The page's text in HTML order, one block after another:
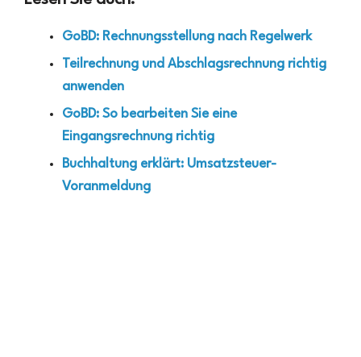
GoBD: Rechnungsstellung nach Regelwerk
Teilrechnung und Abschlagsrechnung richtig
anwenden
GoBD: So bearbeiten Sie eine
Eingangsrechnung richtig
Buchhaltung erklärt: Umsatzsteuer-
Voranmeldung